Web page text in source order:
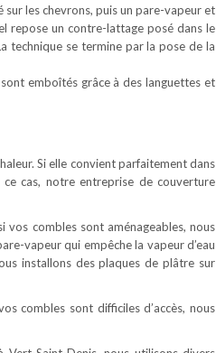
sur les chevrons, puis un pare-vapeur et
repose un contre-lattage posé dans le
technique se termine par la pose de la
sont emboîtés grâce à des languettes et
Si elle convient parfaitement dans
cas, notre entreprise de couverture
vos combles sont aménageables, nous
vapeur qui empêche la vapeur d’eau
installons des plaques de plâtre sur
combles sont difficiles d’accès, nous